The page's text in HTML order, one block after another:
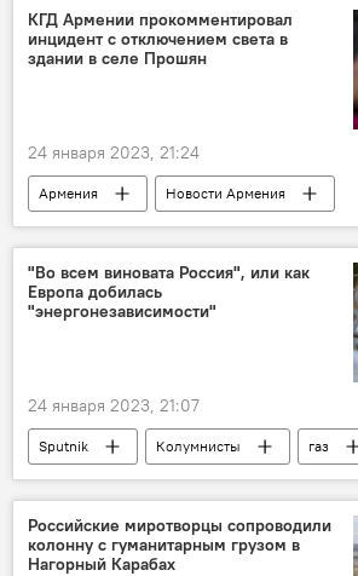
КГД Армении прокомментировал
инцидент с отключением света в
здании в селе Прошян
24 января 2023, 21:24
Армения
Новости Армения
Комитет госдоходов
"Во всем виновата Россия", или как
Европа добилась
"энергонезависимости"
24 января 2023, 21:07
Sputnik Колумнисты
газ
газопровод
Европа ЕС
Российские миротворцы сопроводили
колонну с гуманитарным грузом в
Нагорный Карабах